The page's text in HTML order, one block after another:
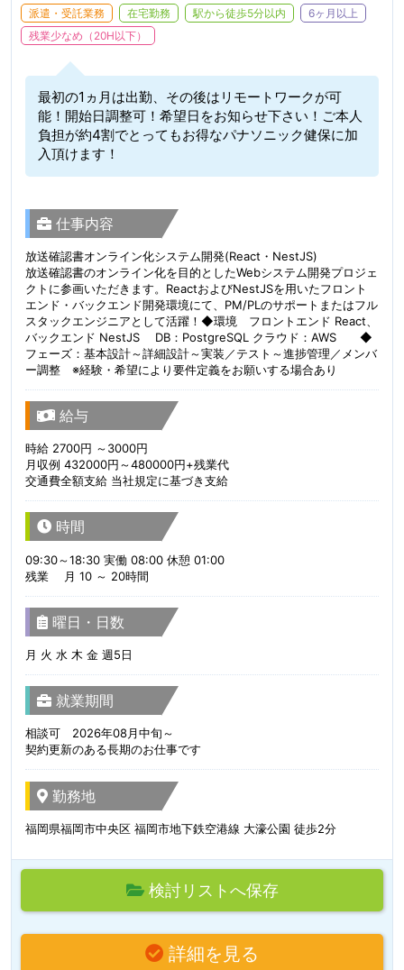
派遣・受託業務 在宅勤務 駅から徒歩5分以内
6ヶ月以上
残業少なめ（20H以下）
最初の1ヵ月は出勤、その後はリモートワークが可
能！開始日調整可！希望日をお知らせ下さい！ご本人
負担が約4割でとってもお得なパナソニック健保に加
入頂けます！
仕事内容
放送確認書オンライン化システム開発(React・NestJS)
放送確認書のオンライン化を目的としたWebシステム開発プロジェ
クトに参画いただきます。ReactおよびNestJSを用いたフロント
エンド・バックエンド開発環境にて、PM/PLのサポートまたはフル
スタックエンジニアとして活躍！◆環境 フロントエンド React、
バックエンド NestJS DB：PostgreSQL クラウド：AWS ◆
フェーズ：基本設計～詳細設計～実装／テスト～進捗管理／メンバ
ー調整 ※経験・希望により要件定義をお願いする場合あり
給与
時給 2700円 ～3000円
月収例 432000円～480000円+残業代
交通費全額支給 当社規定に基づき支給
時間
09:30～18:30 実働 08:00 休憩 01:00
残業 月 10 ～ 20時間
曜日・日数
月 火 水 木 金 週5日
就業期間
相談可 2026年08月中旬～
契約更新のある長期のお仕事です
勤務地
福岡県福岡市中央区 福岡市地下鉄空港線 大濠公園 徒歩2分
検討リストへ保存
詳細を見る